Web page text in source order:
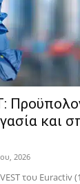
και
2026
του Euractiv